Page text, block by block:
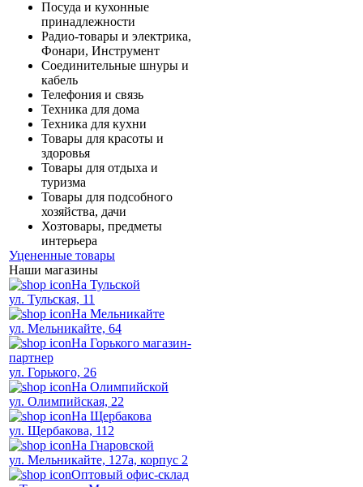
Посуда и кухонные
принадлежности
Радио-товары и электрика,
Фонари, Инструмент
Соединительные шнуры и
кабель
Телефония и связь
Техника для дома
Техника для кухни
Товары для красоты и
здоровья
Товары для отдыха и
туризма
Товары для подсобного
хозяйства, дачи
Хозтовары, предметы
интерьера
Уцененные товары
Наши магазины
На Тульской
ул. Тульская, 11
На Мельникайте
ул. Мельникайте, 64
На Горького магазин-
партнер
ул. Горького, 26
На Олимпийской
ул. Олимпийская, 22
На Щербакова
ул. Щербакова, 112
На Гнаровской
ул. Мельникайте, 127а, корпус 2
Оптовый офис-склад